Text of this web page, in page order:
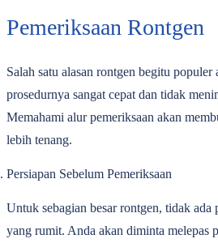
Pemeriksaan Rontgen
Salah satu alasan rontgen begitu populer
prosedurnya sangat cepat dan tidak
Memahami alur pemeriksaan akan
lebih tenang.
Persiapan Sebelum Pemeriksaan
Untuk sebagian besar rontgen, tidak ada
yang rumit. Anda akan diminta melepas